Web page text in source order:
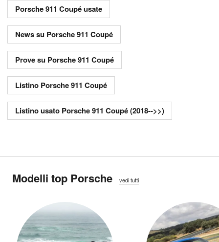
Porsche 911 Coupé usate
News su Porsche 911 Coupé
Prove su Porsche 911 Coupé
Listino Porsche 911 Coupé
Listino usato Porsche 911 Coupé (2018-->>)
Modelli top Porsche vedi tutti